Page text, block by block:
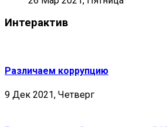
Интерактив
Различаем коррупцию
9 Дек 2021, Четверг